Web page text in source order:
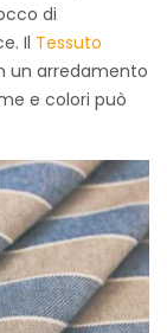
di
Il Tessuto
un arredamento
e colori può